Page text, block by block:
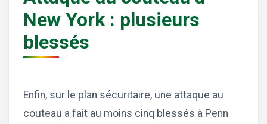
New York : plusieurs
blessés
Enfin, sur le plan sécuritaire, une attaque au
couteau a fait au moins cinq blessés à Penn